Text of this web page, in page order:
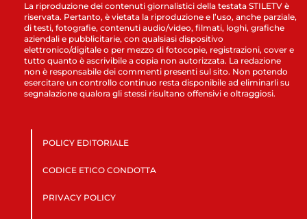
La riproduzione dei contenuti giornalistici della testata STILETV è
riservata. Pertanto, è vietata la riproduzione e l’uso, anche parziale,
di testi, fotografie, contenuti audio/video, filmati, loghi, grafiche
aziendali e pubblicitarie, con qualsiasi dispositivo
elettronico/digitale o per mezzo di fotocopie, registrazioni, cover e
tutto quanto è ascrivibile a copia non autorizzata. La redazione
non è responsabile dei commenti presenti sul sito. Non potendo
esercitare un controllo continuo resta disponibile ad eliminarli su
segnalazione qualora gli stessi risultano offensivi e oltraggiosi.
POLICY EDITORIALE
CODICE ETICO CONDOTTA
PRIVACY POLICY